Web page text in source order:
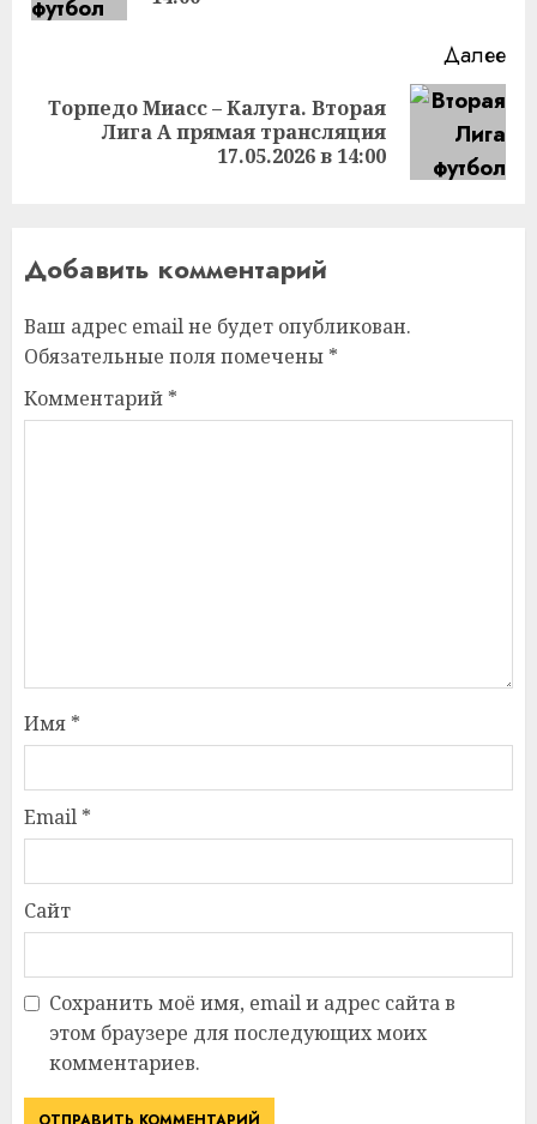
Далее
Следующая
Торпедо Миасс – Калуга. Вторая
Лига А прямая трансляция
17.05.2026 в 14:00
Добавить комментарий
Ваш адрес email не будет опубликован.
Обязательные поля помечены *
Комментарий *
Имя *
Email *
Сайт
Сохранить моё имя, email и адрес сайта в
этом браузере для последующих моих
комментариев.